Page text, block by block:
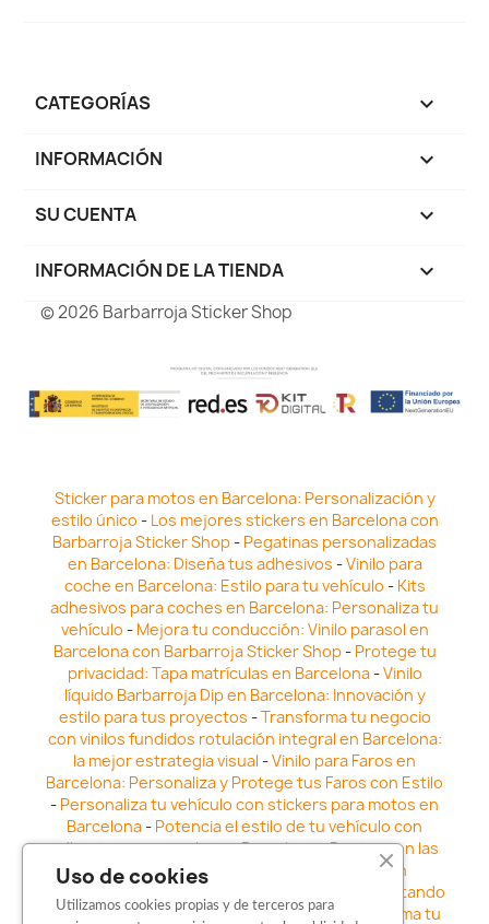
CATEGORÍAS 
INFORMACIÓN 
SU CUENTA 
INFORMACIÓN DE LA TIENDA keyboard_arrow_down
© 2026 Barbarroja Sticker Shop
Sticker para motos en Barcelona: Personalización y
estilo único - Los mejores stickers en Barcelona con
Barbarroja Sticker Shop- Pegatinas personalizadas
en Barcelona: Diseña tus adhesivos -Vinilo para
coche en Barcelona: Estilo para tu vehículo - Kits
adhesivos para coches en Barcelona: Personaliza tu
vehículo - Mejora tu conducción: Vinilo parasol en
Barcelona con Barbarroja Sticker Shop- Protege tu
privacidad: Tapa matrículas en Barcelona-Vinilo
líquido Barbarroja Dip en Barcelona: Innovación y
estilo para tus proyectos -Transforma tu negocio
con vinilos fundidos rotulación integral en Barcelona:
la mejor estrategia visual -Vinilo para Faros en
Barcelona: Personaliza y Protege tus Faros con Estilo
- Personaliza tu vehículo con stickers para motos en
Barcelona- Potencia el estilo de tu vehículo con
adhesivos para coche en Barcelona-Destaca en las
calles: Los Mejores stickers para coches en
Vinilo para faros en Barcelona: Resaltando
la Estética y Seguridad del Automóvil- Transforma tu
Uso de cookies
Utilizamos cookies propias y de terceros para